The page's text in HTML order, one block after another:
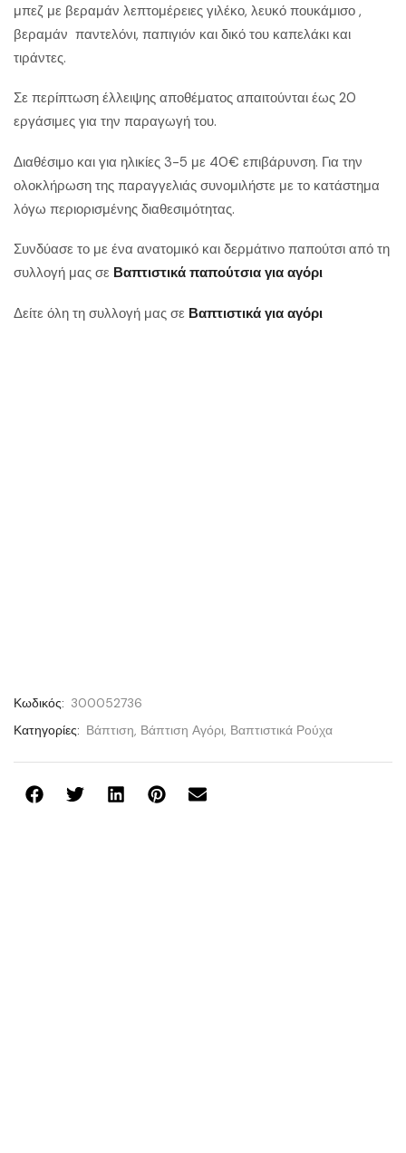
μπεζ με βεραμάν λεπτομέρειες γιλέκο, λευκό πουκάμισο ,
βεραμάν παντελόνι, παπιγιόν και δικό του καπελάκι και
τιράντες.
Σε περίπτωση έλλειψης αποθέματος απαιτούνται έως 20
εργάσιμες για την παραγωγή του.
Διαθέσιμο και για ηλικίες 3-5 με 40€ επιβάρυνση. Για την
ολοκλήρωση της παραγγελιάς συνομιλήστε με το κατάστημα
λόγω περιορισμένης διαθεσιμότητας.
Συνδύασε το με ένα ανατομικό και δερμάτινο παπούτσι από τη
συλλογή μας σε Βαπτιστικά παπούτσια για αγόρι
Δείτε όλη τη συλλογή μας σε Βαπτιστικά για αγόρι
Κωδικός: 300052736
Κατηγορίες: Βάπτιση, Βάπτιση Αγόρι, Βαπτιστικά Ρούχα